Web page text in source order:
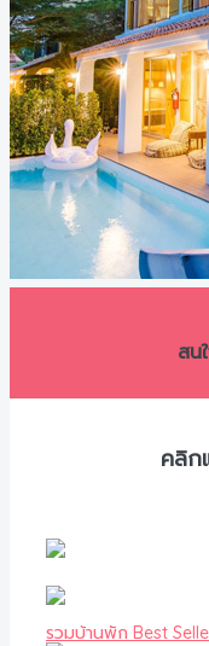
สน
คลิก
รวมบ้านพัก Best